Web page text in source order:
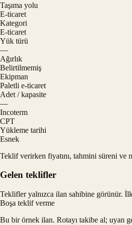
Taşıma yolu
E-ticaret
Kategori
E-ticaret
Yük türü
—
Ağırlık
Belirtilmemiş
Ekipman
Paletli e-ticaret
Adet / kapasite
—
Incoterm
CPT
Yükleme tarihi
Esnek
Teklif verirken fiyatını, tahmini süreni ve
Gelen teklifler
Teklifler yalnızca ilan sahibine görünür.
Boşa teklif verme
Bu bir örnek ilan. Rotayı takibe al; uyan